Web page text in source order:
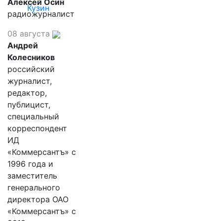
Кузин
Алексей Осин
радиожурналист
08 августа
Андрей
Колесников
российский
журналист,
редактор,
публицист,
специальный
корреспондент
ИД
«Коммерсантъ» с
1996 года и
заместитель
генерального
директора ОАО
«Коммерсантъ» с